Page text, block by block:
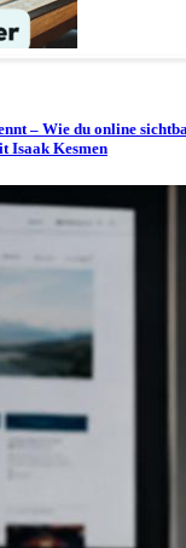
– Wie du online
Isaak Kesmen